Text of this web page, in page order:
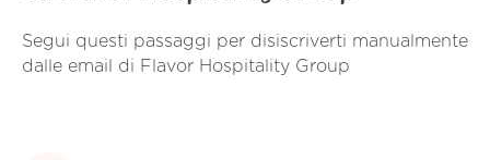
Segui questi passaggi per disiscriverti manualmente
dalle email di Flavor Hospitality Group